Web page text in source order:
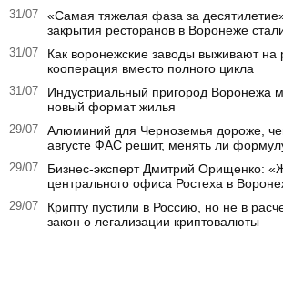
31/07
«Самая тяжелая фаза за
закрытия ресторанов в Воронеже
31/07
Как воронежские заводы выживают на
кооперация вместо полного цикла
31/07
Индустриальный пригород Воронежа
новый формат жилья
29/07
Алюминий для Черноземья дороже,
августе ФАС решит, менять ли
29/07
Бизнес-эксперт Дмитрий Орищенко:
центрального офиса Ростеха в
29/07
Крипту пустили в Россию, но не в
закон о легализации криптовалюты